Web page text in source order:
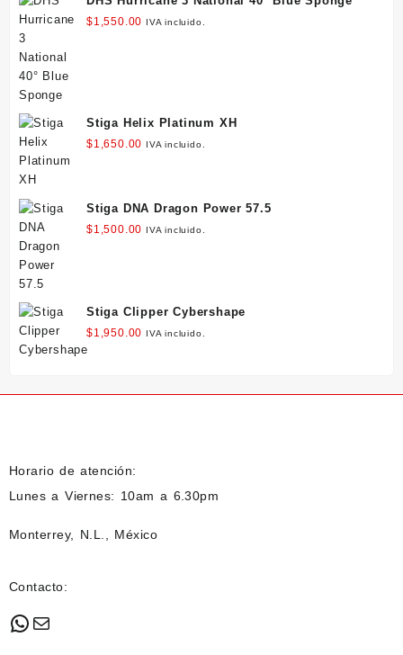
$1,550.00 IVA incluido.
Stiga Helix Platinum XH
$1,650.00 IVA incluido.
Stiga DNA Dragon Power 57.5
$1,500.00 IVA incluido.
Stiga Clipper Cybershape
$1,950.00 IVA incluido.
Horario de atención:
Lunes a Viernes: 10am a 6.30pm
Monterrey, N.L., México
Contacto:
WhatsApp
Mail